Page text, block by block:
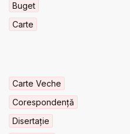
Buget
Carte
Carte Veche
Corespondență
Disertație